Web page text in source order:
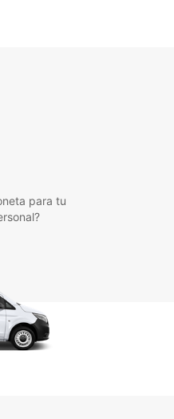
el medio
de tu
tu coche
lo que
para tu